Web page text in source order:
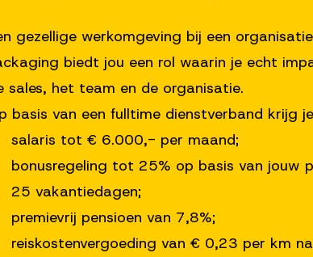
gezellige werkomgeving bij een
biedt jou een rol waarin je echt
sales, het team en de organisatie.
basis van een fulltime dienstverband krijg
tot € 6.000,- per maand;
tot 25% op basis van jouw
vakantiedagen;
pensioen van 7,8%;
van € 0,23 per km